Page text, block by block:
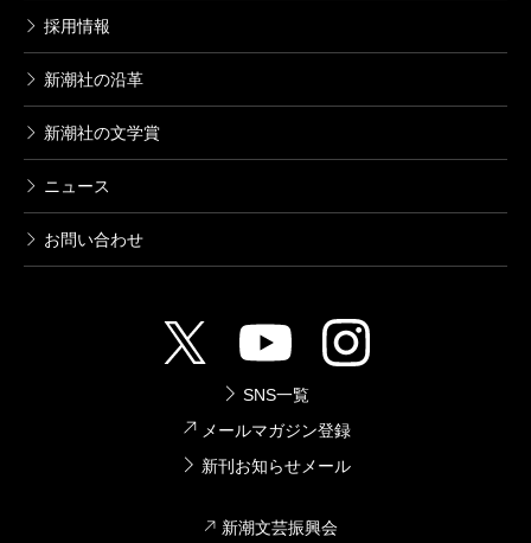
採用情報
新潮社の沿革
新潮社の文学賞
ニュース
お問い合わせ
SNS一覧
メールマガジン登録
新刊お知らせメール
新潮文芸振興会